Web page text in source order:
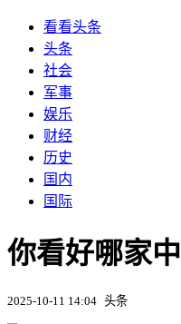
看看头条
头条
社会
军事
娱乐
财经
历史
国内
国际
你看好哪家
2025-10-11 14:04 头条